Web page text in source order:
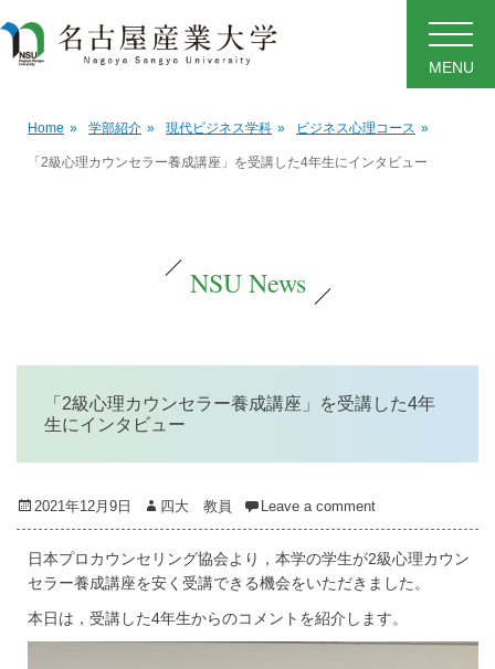
MENU
Home » 学部紹介 » 現代ビジネス学科 » ビジネス心理コース »
「2級心理カウンセラー養成講座」を受講した4年生にインタビュー
NSU News
「2級心理カウンセラー養成講座」を受講した4年
生にインタビュー
Posted
on
2021年12月9日 Author
四大 教員 Leave a comment
日本プロカウンセリング協会より，本学の学生が2級心理カウン
セラー養成講座を安く受講できる機会をいただきました。
本日は，受講した4年生からのコメントを紹介します。